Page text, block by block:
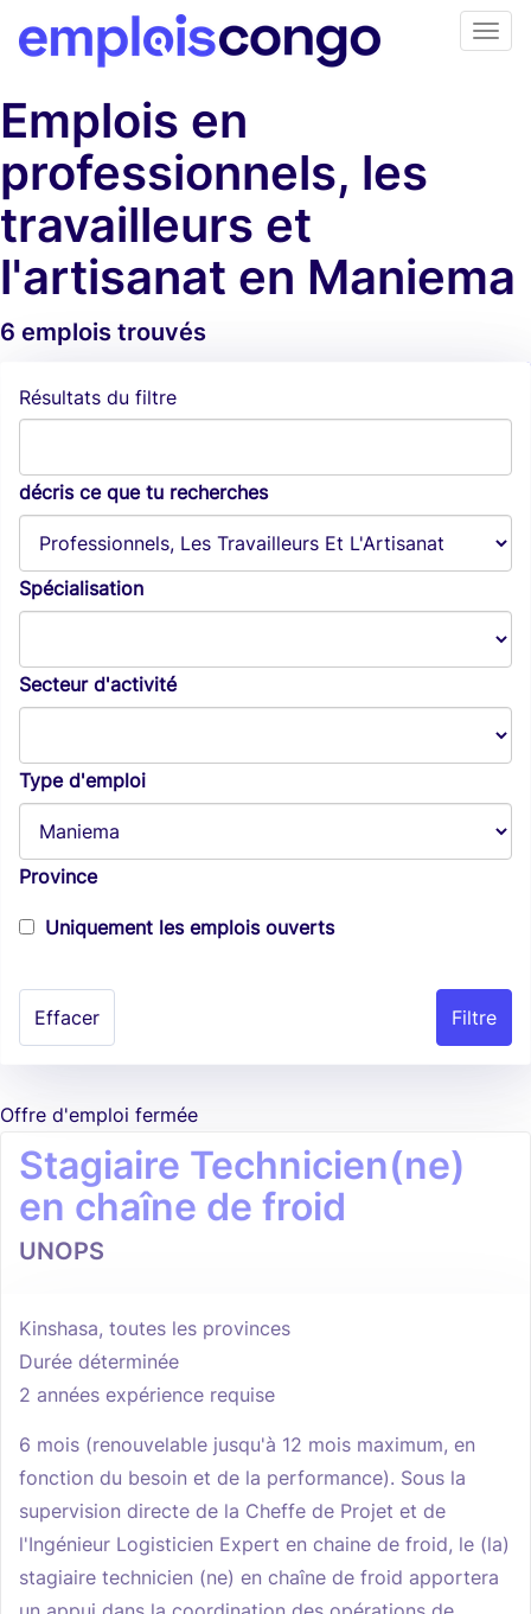
Emplois en
professionnels, les
travailleurs et
l'artisanat en Maniema
6 emplois trouvés
Résultats du filtre
décris ce que tu recherches
Spécialisation
Secteur d'activité
Type d'emploi
Province
Uniquement les emplois ouverts
Effacer
Offre d'emploi fermée
Stagiaire Technicien(ne)
en chaîne de froid
UNOPS
Kinshasa, toutes les provinces
Durée déterminée
2 années expérience requise
6 mois (renouvelable jusqu'à 12 mois maximum, en
fonction du besoin et de la performance). Sous la
supervision directe de la Cheffe de Projet et de
l'Ingénieur Logisticien Expert en chaine de froid, le (la)
stagiaire technicien (ne) en chaîne de froid apportera